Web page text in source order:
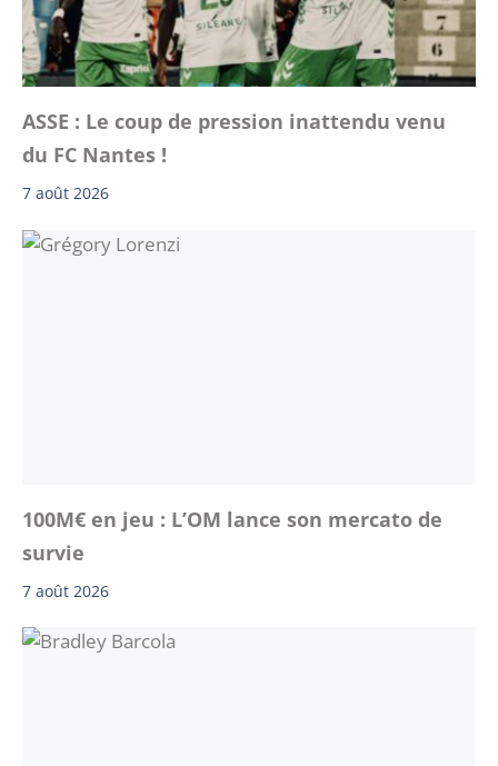
ASSE : Le coup de pression inattendu venu
du FC Nantes !
7 août 2026
100M€ en jeu : L’OM lance son mercato de
survie
7 août 2026